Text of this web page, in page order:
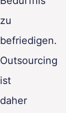
zu
befriedigen.
Outsourcing
ist
daher